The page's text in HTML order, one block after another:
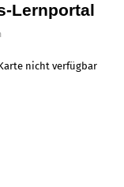
Lernportal
nicht verfügbar